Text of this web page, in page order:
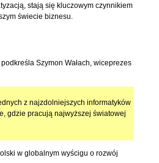
stają się kluczowym czynnikiem
świecie biznesu.
Szymon Wałach, wiceprezes
z najzdolniejszych informatyków
gdzie pracują najwyższej światowej
w globalnym wyścigu o rozwój